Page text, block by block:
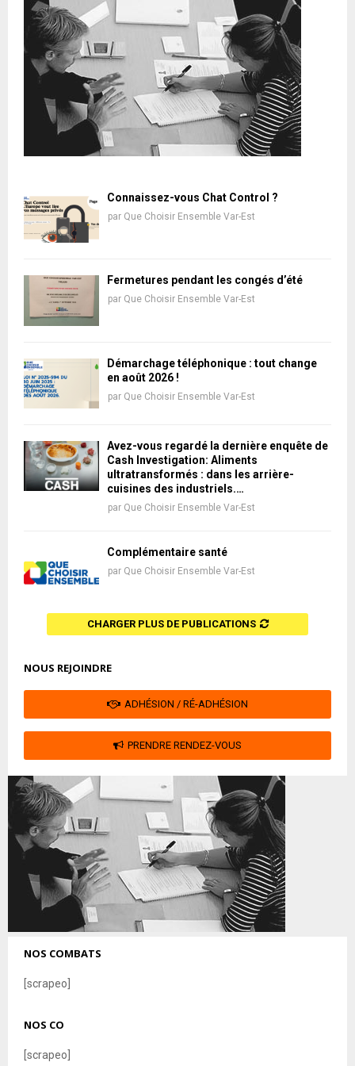
Connaissez-vous Chat Control ?
par Que Choisir Ensemble Var-Est
Fermetures pendant les congés d’été
par Que Choisir Ensemble Var-Est
Démarchage téléphonique : tout change
en août 2026 !
par Que Choisir Ensemble Var-Est
Avez-vous regardé la dernière enquête de
Cash Investigation: Aliments
ultratransformés : dans les arrière-
cuisines des industriels.…
par Que Choisir Ensemble Var-Est
Complémentaire santé
par Que Choisir Ensemble Var-Est
CHARGER PLUS DE PUBLICATIONS
NOUS REJOINDRE
ADHÉSION / RÉ-ADHÉSION
PRENDRE RENDEZ-VOUS
NOS COMBATS
[scrapeo]
NOS CO
[scrapeo]